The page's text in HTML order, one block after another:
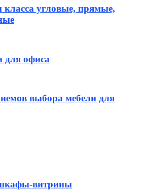
угловые, прямые,
для офиса
выбора мебели для
витрины